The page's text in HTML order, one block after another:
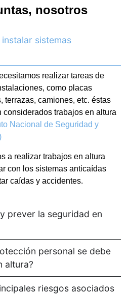
nosotros
sistemas
realizar tareas de
como placas
terrazas, camiones, etc. éstas
considerados trabajos en altura
Nacional de Seguridad y
a realizar trabajos en altura
con los sistemas anticaídas
caídas y accidentes.
prever la seguridad en
personal se debe
altura?
riesgos asociados